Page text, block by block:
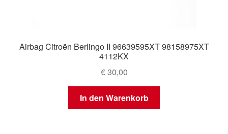
Airbag Citroën Berlingo II 96639595XT 98158975XT
4112KX
€30,00
In den Warenkorb